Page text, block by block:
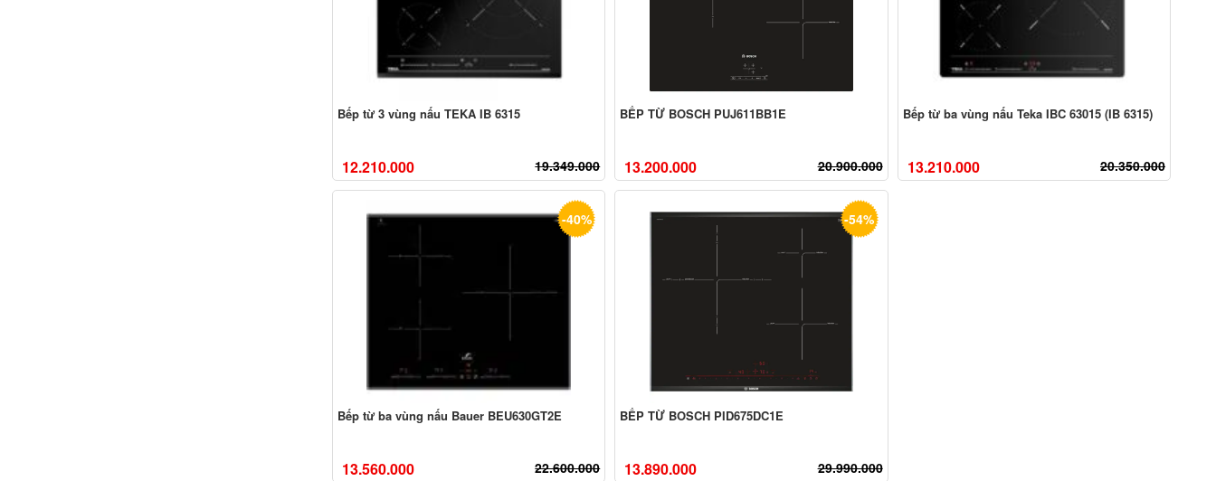
Bếp từ 3 vùng nấu TEKA IB 6315
12.210.000 19.349.000
BẾP TỪ BOSCH PUJ611BB1E
13.200.000 20.900.000
Bếp từ ba vùng nấu Teka IBC 63015 (IB 6315)
13.210.000 20.350.000
-40%
Bếp từ ba vùng nấu Bauer BEU630GT2E
13.560.000 22.600.000
-54%
BẾP TỪ BOSCH PID675DC1E
13.890.000 29.990.000